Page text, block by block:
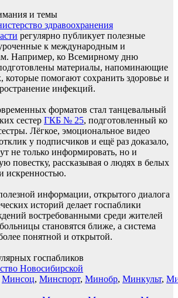
и темы
здравоохранения
регулярно публикует полезные
к международным и
Например, ко Всемирному дню
материалы, напоминающие
которые помогают сохранить здоровье и
инфекций.
форматов стал танцевальный
сестер ГКБ № 25, подготовленный ко
Лёгкое, эмоциональное видео
у подписчиков и ещё раз доказало,
не только информировать, но и
повестку, рассказывая о людях в белых
искренностью.
информации, открытого диалога
историй делает госпаблики
востребованными среди жителей
становятся ближе, а система
понятной и открытой.
госпабликов
Новосибирской
Минсоц, Минспорт, Минобр, Минкульт,